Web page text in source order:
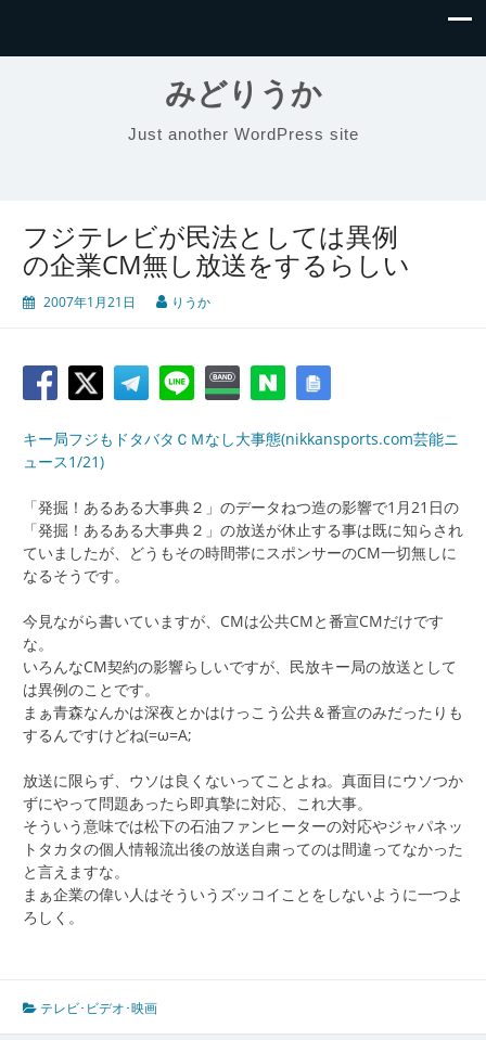
みどりうか
Just another WordPress site
フジテレビが民法としては異例
の企業CM無し放送をするらしい
2007年1月21日 りうか
キー局フジもドタバタＣＭなし大事態(nikkansports.com芸能ニ
ュース1/21)
「発掘！あるある大事典２」のデータねつ造の影響で1月21日の
「発掘！あるある大事典２」の放送が休止する事は既に知らされ
ていましたが、どうもその時間帯にスポンサーのCM一切無しに
なるそうです。
今見ながら書いていますが、CMは公共CMと番宣CMだけです
な。
いろんなCM契約の影響らしいですが、民放キー局の放送として
は異例のことです。
まぁ青森なんかは深夜とかはけっこう公共＆番宣のみだったりも
するんですけどね(=ω=A;
放送に限らず、ウソは良くないってことよね。真面目にウソつか
ずにやって問題あったら即真摯に対応、これ大事。
そういう意味では松下の石油ファンヒーターの対応やジャパネッ
トタカタの個人情報流出後の放送自粛ってのは間違ってなかった
と言えますな。
まぁ企業の偉い人はそういうズッコイことをしないように一つよ
ろしく。
テレビ･ビデオ･映画